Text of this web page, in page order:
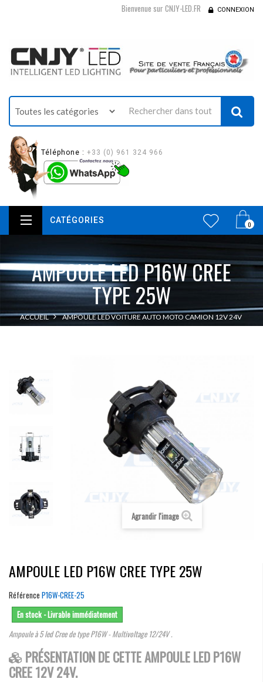
Bienvenue sur CNJY-LED.FR CONNEXION
Téléphone : +33 (0) 961 324 966
0
CATÉGORIES
AMPOULE LED P16W CREE
TYPE 25W
ACCUEIL AMPOULE LED VOITURE AUTO MOTO CAMION 12V 24V
Agrandir l'image
AMPOULE LED P16W CREE TYPE 25W
Référence P16W-CREE-25
En stock - Livrable immédiatement
Ampoule à 5 led Cree de type P16W - Multivoltage 12/24V .
PRÉSENTATION DE CETTE AMPOULE LED P16W
CREE 12V 24V.